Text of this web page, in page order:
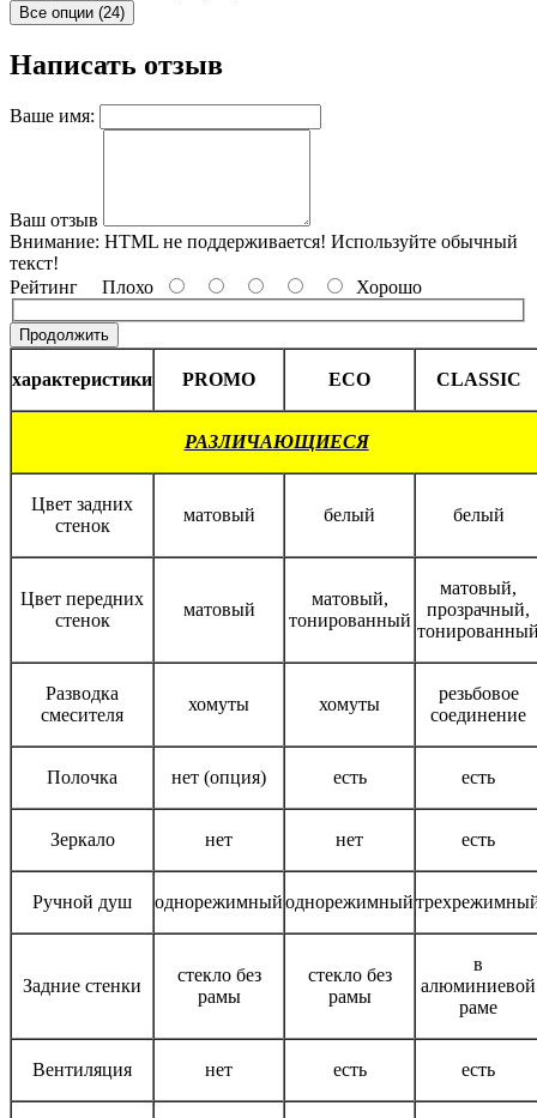
Все опции (24)
Написать отзыв
Ваше имя:
Ваш отзыв
Внимание: HTML не поддерживается! Используйте обычный
текст!
Рейтинг Плохо Хорошо
Продолжить
характеристики PROMO ECO CLASSIC
РАЗЛИЧАЮЩИЕСЯ
Цвет задних
стенок
матовый белый белый
Цвет передних
стенок
матовый
матовый,
тонированный
матовый,
прозрачный,
Разводка
смесителя
хомуты хомуты
резьбовое
соединение
Полочка нет (опция) есть есть
Зеркало нет нет есть
Ручной душ однорежимныйоднорежимный
Задние стенки
стекло без
рамы
стекло без
рамы
в
алюминиевой
раме
Вентиляция нет есть есть